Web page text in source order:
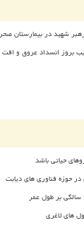
بروز انسداد عروق و
حیاتی باشد
حوزه فناوری های دیابت
های لاغری